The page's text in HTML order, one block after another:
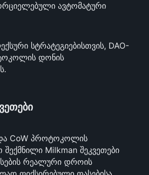
ავტომატური
სტრატეგიებისთვის, DAO-
დონის
CoW პროტოკოლის
Milkman შეკვეთები
რეალური დროის